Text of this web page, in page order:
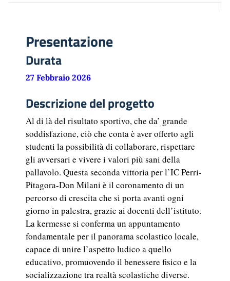
Presentazione
Durata
27 Febbraio 2026
Descrizione del progetto
Al di là del risultato sportivo, che da’ grande
soddisfazione, ciò che conta è aver offerto agli
studenti la possibilità di collaborare, rispettare
gli avversari e vivere i valori più sani della
pallavolo. Questa seconda vittoria per l’IC Perri-
Pitagora-Don Milani è il coronamento di un
percorso di crescita che si porta avanti ogni
giorno in palestra, grazie ai docenti dell’istituto.
La kermesse si conferma un appuntamento
fondamentale per il panorama scolastico locale,
capace di unire l’aspetto ludico a quello
educativo, promuovendo il benessere fisico e la
socializzazione tra realtà scolastiche diverse.